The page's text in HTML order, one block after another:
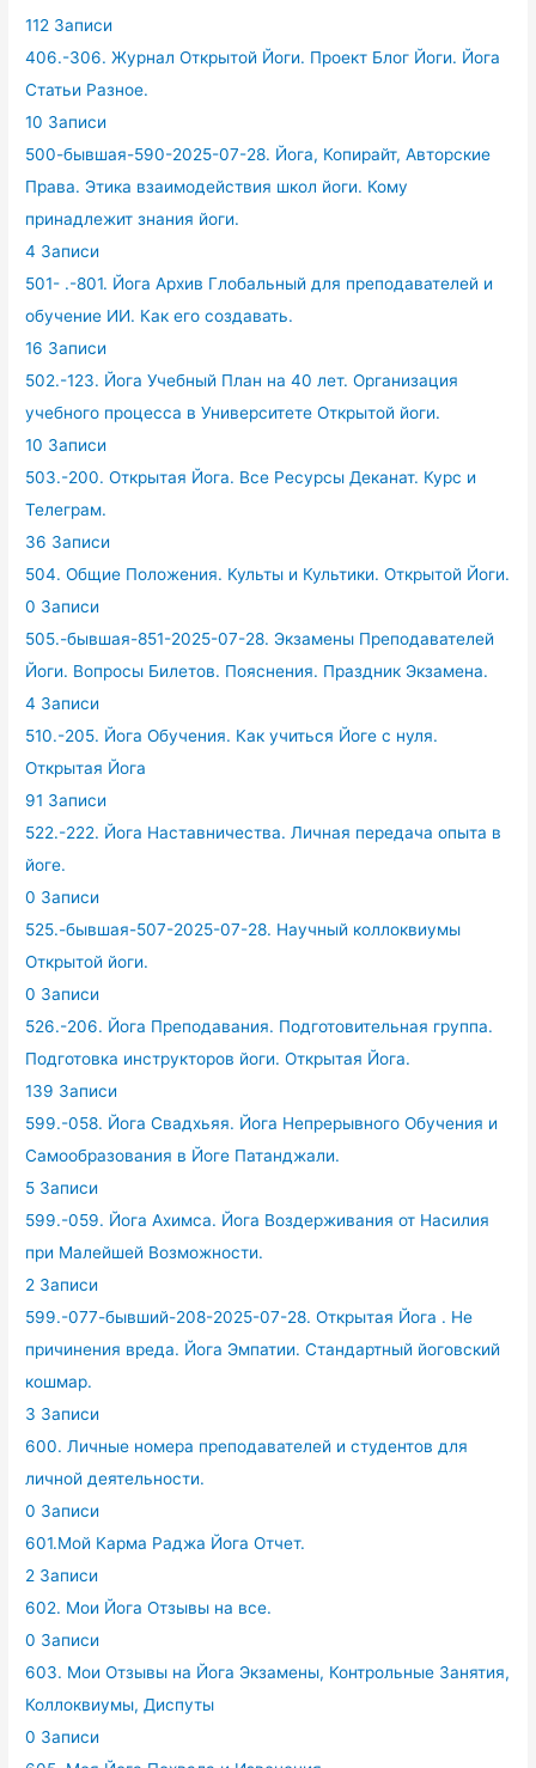
112 Записи
406.-306. Журнал Открытой Йоги. Проект Блог Йоги. Йога
Статьи Разное.
10 Записи
500-бывшая-590-2025-07-28. Йога, Копирайт, Авторские
Права. Этика взаимодействия школ йоги. Кому
принадлежит знания йоги.
4 Записи
501- .-801. Йога Архив Глобальный для преподавателей и
обучение ИИ. Как его создавать.
16 Записи
502.-123. Йога Учебный План на 40 лет. Организация
учебного процесса в Университете Открытой йоги.
10 Записи
503.-200. Открытая Йога. Все Ресурсы Деканат. Курс и
Телеграм.
36 Записи
504. Общие Положения. Культы и Культики. Открытой Йоги.
0 Записи
505.-бывшая-851-2025-07-28. Экзамены Преподавателей
Йоги. Вопросы Билетов. Пояснения. Праздник Экзамена.
4 Записи
510.-205. Йога Обучения. Как учиться Йоге с нуля.
Открытая Йога
91 Записи
522.-222. Йога Наставничества. Личная передача опыта в
йоге.
0 Записи
525.-бывшая-507-2025-07-28. Научный коллоквиумы
Открытой йоги.
0 Записи
526.-206. Йога Преподавания. Подготовительная группа.
Подготовка инструкторов йоги. Открытая Йога.
139 Записи
599.-058. Йога Свадхьяя. Йога Непрерывного Обучения и
Самообразования в Йоге Патанджали.
5 Записи
599.-059. Йога Ахимса. Йога Воздерживания от Насилия
при Малейшей Возможности.
2 Записи
599.-077-бывший-208-2025-07-28. Открытая Йога . Не
причинения вреда. Йога Эмпатии. Стандартный йоговский
кошмар.
3 Записи
600. Личные номера преподавателей и студентов для
личной деятельности.
0 Записи
601.Мой Карма Раджа Йога Отчет.
2 Записи
602. Мои Йога Отзывы на все.
0 Записи
603. Мои Отзывы на Йога Экзамены, Контрольные Занятия,
Коллоквиумы, Диспуты
0 Записи